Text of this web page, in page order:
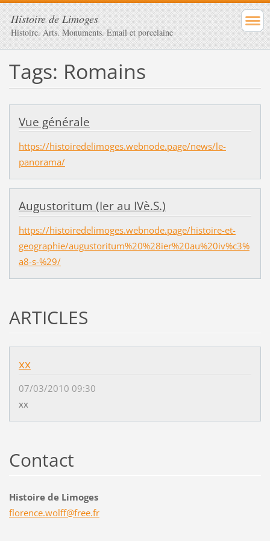
Histoire de Limoges
Histoire. Arts. Monuments. Email et porcelaine
Tags: Romains
Vue générale
https://histoiredelimoges.webnode.page/news/le-
panorama/
Augustoritum (Ier au IVè.S.)
https://histoiredelimoges.webnode.page/histoire-et-
geographie/augustoritum%20%28ier%20au%20iv%c3%
a8-s-%29/
ARTICLES
xx
07/03/2010 09:30
xx
Contact
Histoire de Limoges
florence.wolff@free.fr